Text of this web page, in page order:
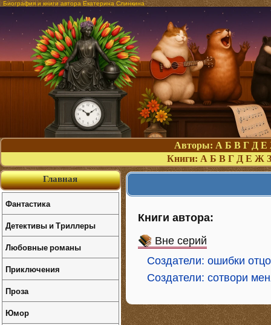
Биография и книги автора Екатерина Слинкина
Авторы: А Б В Г Д Е
Книги: А Б В Г Д Е Ж З
Книги автора:
Вне серий
Создатели: ошибки
Создатели: сотвори
Главная
Фантастика
Детективы и Триллеры
Любовные романы
Приключения
Проза
Юмор